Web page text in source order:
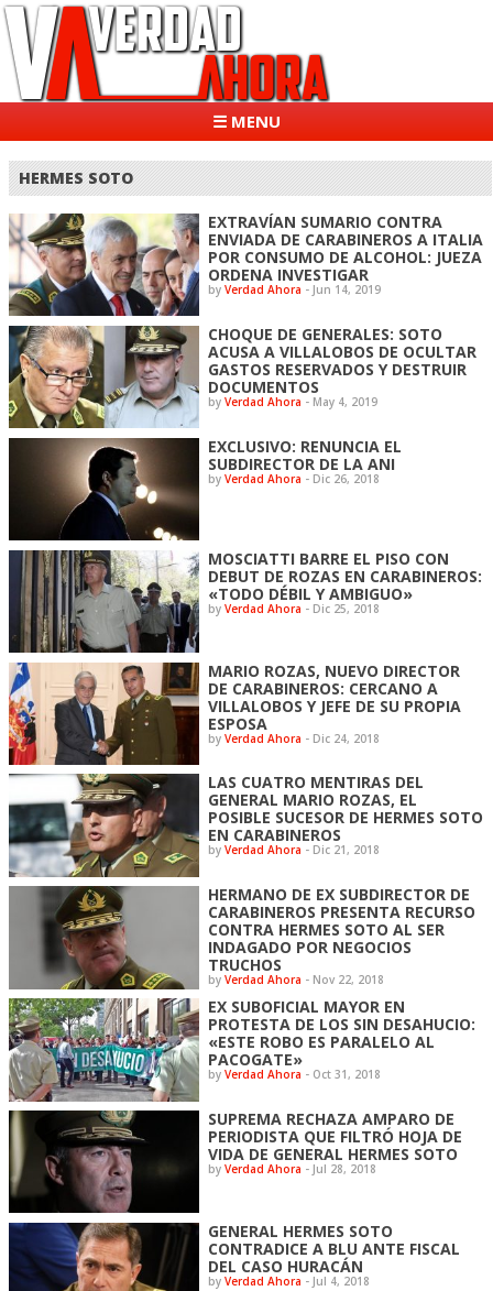
☰ MENU
HERMES SOTO
EXTRAVÍAN SUMARIO CONTRA
ENVIADA DE CARABINEROS A ITALIA
POR CONSUMO DE ALCOHOL: JUEZA
ORDENA INVESTIGAR
byVerdad Ahora - Jun 14, 2019
CHOQUE DE GENERALES: SOTO
ACUSA A VILLALOBOS DE OCULTAR
GASTOS RESERVADOS Y DESTRUIR
DOCUMENTOS
byVerdad Ahora - May 4, 2019
EXCLUSIVO: RENUNCIA EL
SUBDIRECTOR DE LA ANI
byVerdad Ahora - Dic 26, 2018
MOSCIATTI BARRE EL PISO CON
DEBUT DE ROZAS EN CARABINEROS:
«TODO DÉBIL Y AMBIGUO»
byVerdad Ahora - Dic 25, 2018
MARIO ROZAS, NUEVO DIRECTOR
DE CARABINEROS: CERCANO A
VILLALOBOS Y JEFE DE SU PROPIA
ESPOSA
byVerdad Ahora - Dic 24, 2018
LAS CUATRO MENTIRAS DEL
GENERAL MARIO ROZAS, EL
POSIBLE SUCESOR DE HERMES SOTO
EN CARABINEROS
byVerdad Ahora - Dic 21, 2018
HERMANO DE EX SUBDIRECTOR DE
CARABINEROS PRESENTA RECURSO
CONTRA HERMES SOTO AL SER
INDAGADO POR NEGOCIOS
TRUCHOS
byVerdad Ahora - Nov 22, 2018
EX SUBOFICIAL MAYOR EN
PROTESTA DE LOS SIN DESAHUCIO:
«ESTE ROBO ES PARALELO AL
PACOGATE»
byVerdad Ahora - Oct 31, 2018
SUPREMA RECHAZA AMPARO DE
PERIODISTA QUE FILTRÓ HOJA DE
VIDA DE GENERAL HERMES SOTO
byVerdad Ahora - Jul 28, 2018
GENERAL HERMES SOTO
CONTRADICE A BLU ANTE FISCAL
DEL CASO HURACÁN
byVerdad Ahora - Jul 4, 2018